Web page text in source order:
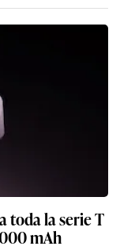
toda la serie T
mAh